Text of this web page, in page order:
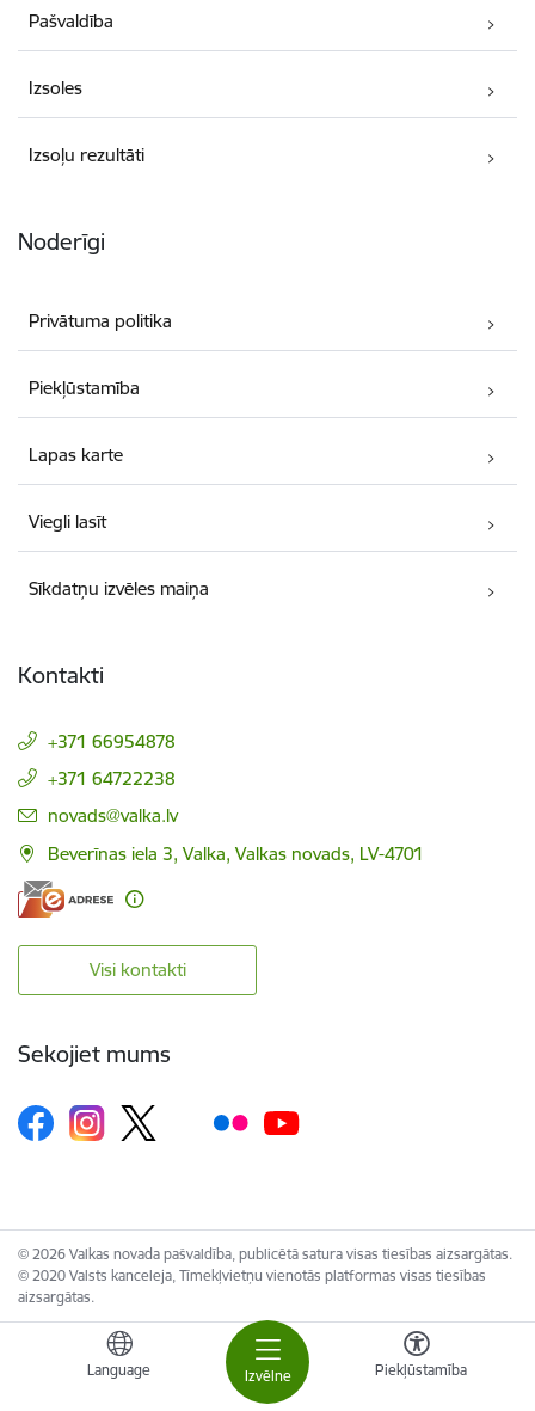
Izvēlne
Language Piekļūstamība
Pašvaldība
Izsoles
Izsoļu rezultāti
Noderīgi
Privātuma politika
Piekļūstamība
Lapas karte
Viegli lasīt
Sīkdatņu izvēles maiņa
Kontakti
+371 66954878
+371 64722238
E-pasts:
novads@valka.lv
Beverīnas iela 3, Valka, Valkas novads, LV-4701
Visi kontakti
Sekojiet mums
© 2026 Valkas novada pašvaldība, publicētā satura visas tiesības aizsargātas.
© 2020 Valsts kanceleja, Tīmekļvietņu vienotās platformas visas tiesības
aizsargātas.